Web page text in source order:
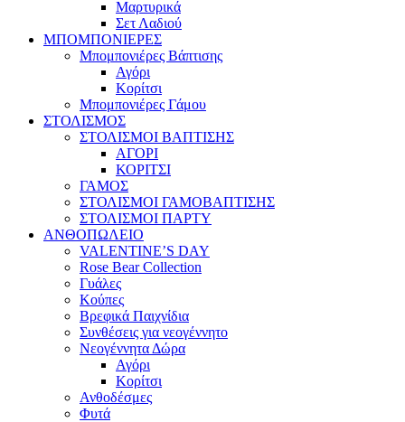
Μαρτυρικά
Σετ Λαδιού
ΜΠΟΜΠΟΝΙΕΡΕΣ
Μπομπονιέρες Βάπτισης
Αγόρι
Κορίτσι
Μπομπονιέρες Γάμου
ΣΤΟΛΙΣΜΟΣ
ΣΤΟΛΙΣΜΟΙ ΒΑΠΤΙΣΗΣ
ΑΓΟΡΙ
ΚΟΡΙΤΣΙ
ΓΑΜΟΣ
ΣΤΟΛΙΣΜΟΙ ΓΑΜΟΒΑΠΤΙΣΗΣ
ΣΤΟΛΙΣΜΟΙ ΠΑΡΤΥ
ΑΝΘΟΠΩΛΕΙΟ
VALENTINE’S DAY
Rose Bear Collection
Γυάλες
Κούπες
Βρεφικά Παιχνίδια
Συνθέσεις για νεογέννητο
Νεογέννητα Δώρα
Αγόρι
Κορίτσι
Ανθοδέσμες
Φυτά